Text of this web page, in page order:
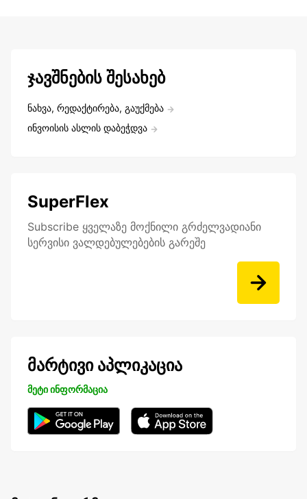
ჯავშნების შესახებ
ნახვა, რედაქტირება, გაუქმება
ინვოისის ასლის დაბეჭდვა
SuperFlex
Subscribe ყველაზე მოქნილი გრძელვადიანი
სერვისი ვალდებულებების გარეშე
მარტივი აპლიკაცია
მეტი ინფორმაცია